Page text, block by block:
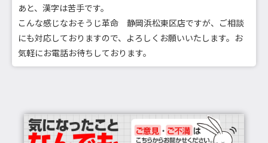
あと、漢字は苦手です。
こんな感じなおそうじ革命 静岡浜松東区店ですが、ご相談
にも対応しておりますので、よろしくお願いいたします。お
気軽にお電話お待ちしております。